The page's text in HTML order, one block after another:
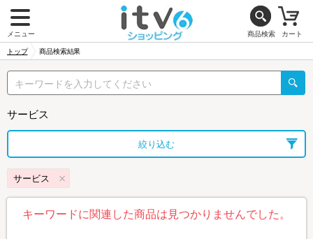
メニュー 商品検索 カート
トップ 商品検索結果
サービス
絞り込む
サービス
キーワードに関連した商品は見つかりませんでした。